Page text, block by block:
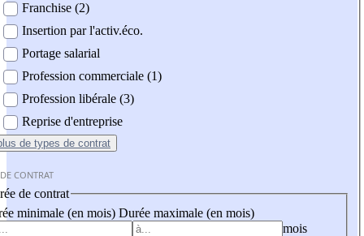
Franchise (2)
Insertion par l'activ.éco.
Portage salarial
Profession commerciale (1)
Profession libérale (3)
Reprise d'entreprise
de types de contrat
CONTRAT
de contrat
minimale (en mois) Durée maximale (en mois)
mois